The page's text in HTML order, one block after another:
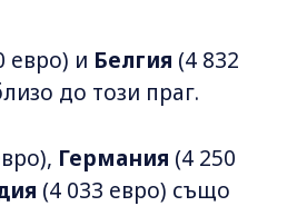
евро) и Белгия (4 832
до този праг.
Германия (4 250
(4 033 евро) също